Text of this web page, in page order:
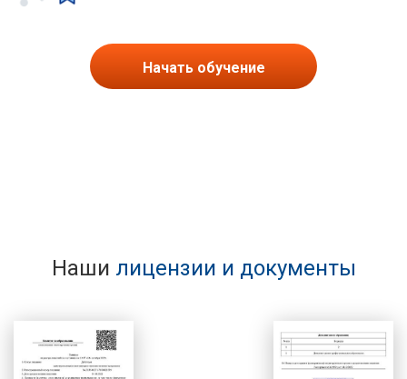
Начать обучение
Наши лицензии и документы